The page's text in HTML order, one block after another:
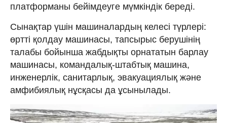
платформаны бейімдеуге мүмкіндік береді.
Сынақтар үшін машиналардың келесі түрлері:
өртті қолдау машинасы, тапсырыс берушінің
талабы бойынша жабдықты орнататын барлау
машинасы, командалық-штабтық машина,
инженерлік, санитарлық, эвакуациялық және
амфибиялық нұсқасы да ұсынылады.